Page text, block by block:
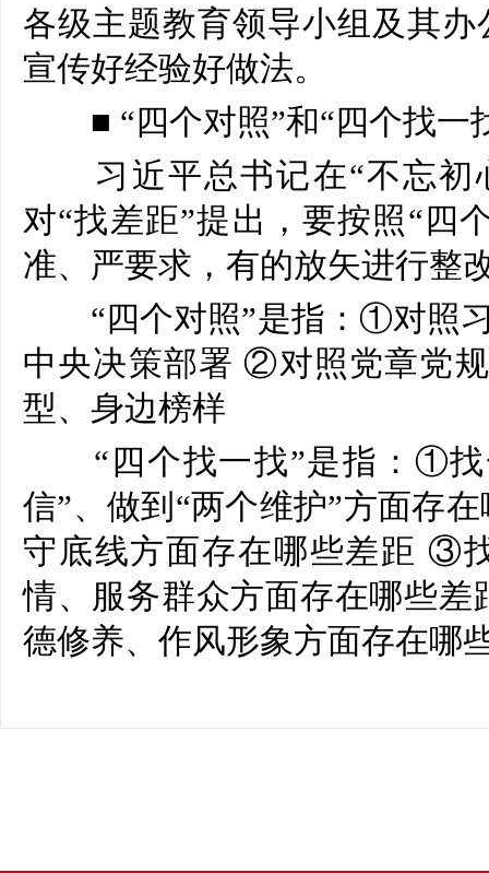
各级主题教育领导小组及其
宣传好经验好做法。
■ “四个对照”和“四个找一
习近平总书记在“不忘初
对“找差距”提出，要按照“四
准、严要求，有的放矢进行整
“四个对照”是指：①对照习
中央决策部署 ②对照党章党
型、身边榜样
“四个找一找”是指：①找
信”、做到“两个维护”方面存
守底线方面存在哪些差距 ③
情、服务群众方面存在哪些
德修养、作风形象方面存在哪